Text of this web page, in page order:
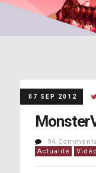
07 SEP 2012
94
Actualité